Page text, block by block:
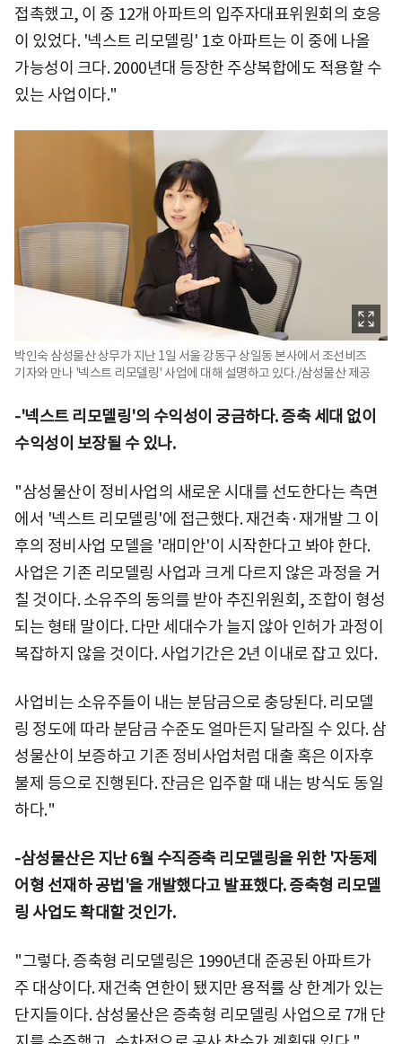
접촉했고, 이 중 12개 아파트의 입주자대표위원회의 호응
이 있었다. '넥스트 리모델링' 1호 아파트는 이 중에 나올
가능성이 크다. 2000년대 등장한 주상복합에도 적용할 수
있는 사업이다."
박인숙 삼성물산 상무가 지난 1일 서울 강동구 상일동 본사에서 조선비즈
기자와 만나 '넥스트 리모델링' 사업에 대해 설명하고 있다./삼성물산 제공
-'넥스트 리모델링'의 수익성이 궁금하다. 증축 세대 없이
수익성이 보장될 수 있나.
"삼성물산이 정비사업의 새로운 시대를 선도한다는 측면
에서 '넥스트 리모델링'에 접근했다. 재건축·재개발 그 이
후의 정비사업 모델을 '래미안'이 시작한다고 봐야 한다.
사업은 기존 리모델링 사업과 크게 다르지 않은 과정을 거
칠 것이다. 소유주의 동의를 받아 추진위원회, 조합이 형성
되는 형태 말이다. 다만 세대수가 늘지 않아 인허가 과정이
복잡하지 않을 것이다. 사업기간은 2년 이내로 잡고 있다.
사업비는 소유주들이 내는 분담금으로 충당된다. 리모델
링 정도에 따라 분담금 수준도 얼마든지 달라질 수 있다. 삼
성물산이 보증하고 기존 정비사업처럼 대출 혹은 이자후
불제 등으로 진행된다. 잔금은 입주할 때 내는 방식도 동일
하다."
-삼성물산은 지난 6월 수직증축 리모델링을 위한 '자동제
어형 선재하 공법'을 개발했다고 발표했다. 증축형 리모델
링 사업도 확대할 것인가.
"그렇다. 증축형 리모델링은 1990년대 준공된 아파트가
주 대상이다. 재건축 연한이 됐지만 용적률 상 한계가 있는
단지들이다. 삼성물산은 증축형 리모델링 사업으로 7개 단